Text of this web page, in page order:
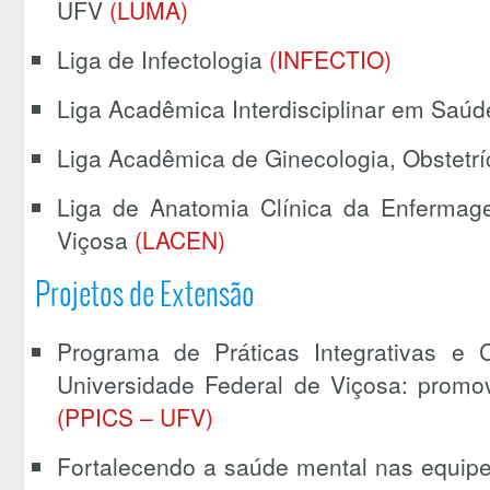
UFV (LUMA)
Liga de Infectologia (INFECTIO)
Liga Acadêmica Interdisciplinar em
Liga Acadêmica de Ginecologia,
Liga de Anatomia Clínica da
Viçosa (LACEN)
Projetos de Extensão
Programa de Práticas Integrativas e
Universidade Federal de Viçosa:
(PPICS – UFV)
Fortalecendo a saúde mental nas